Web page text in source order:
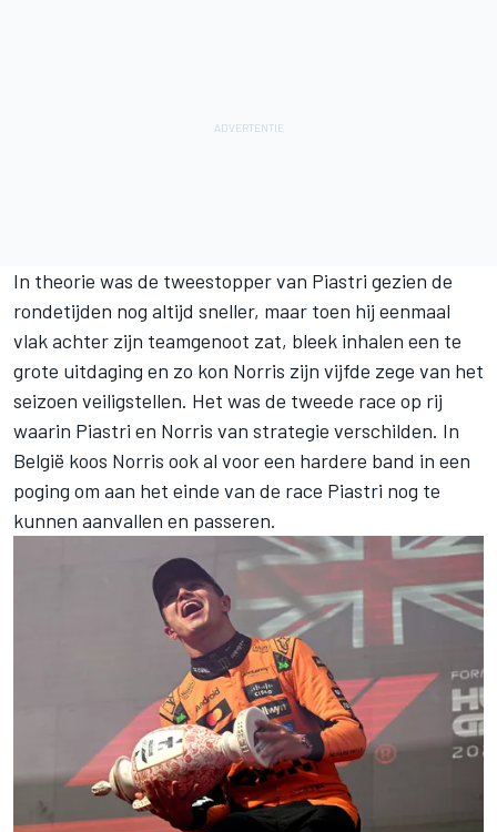
In theorie was de tweestopper van Piastri gezien de
rondetijden nog altijd sneller, maar toen hij eenmaal
vlak achter zijn teamgenoot zat, bleek inhalen een te
grote uitdaging en zo kon Norris zijn vijfde zege van het
seizoen veiligstellen. Het was de tweede race op rij
waarin Piastri en Norris van strategie verschilden. In
België koos Norris ook al voor een hardere band in een
poging om aan het einde van de race Piastri nog te
kunnen aanvallen en passeren.